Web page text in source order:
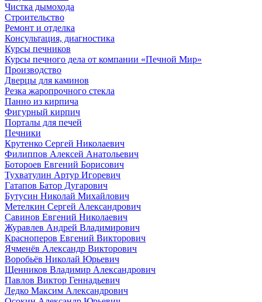
Чистка дымохода
Строительство
Ремонт и отделка
Консультация, диагностика
Курсы печников
Курсы печного дела от компании «Печной Мир»
Производство
Дверцы для каминов
Резка жаропрочного стекла
Панно из кирпича
Фигурный кирпич
Порталы для печей
Печники
Крутенко Сергей Николаевич
Филиппов Алексей Анатольевич
Ботороев Евгений Борисович
Тухватулин Артур Игоревич
Гатапов Батор Дугарович
Бутусин Николай Михайлович
Метелкин Сергей Александрович
Савинов Евгений Николаевич
Журавлев Андрей Владимирович
Красноперов Евгений Викторович
Ячменёв Александр Викторович
Воробьёв Николай Юрьевич
Щенников Владимир Александрович
Павлов Виктор Геннадьевич
Ледко Максим Александрович